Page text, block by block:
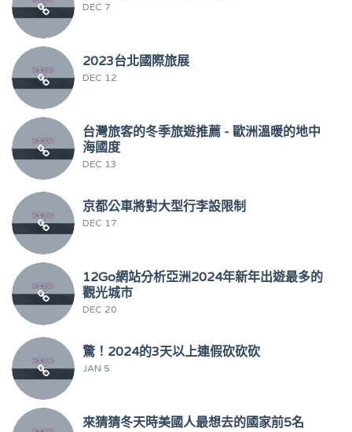
DEC 7
2023台北國際旅展
DEC 12
台灣旅客的冬季旅遊推薦 - 歐洲溫暖的地中
海國度
DEC 13
京都公車將對大型行李設限制
DEC 17
12Go網站分析亞洲2024年新年出遊最多的
觀光城市
DEC 20
驚！2024的3天以上連假砍砍砍
JAN 5
來猜猜冬天時美國人最想去的國家前5名